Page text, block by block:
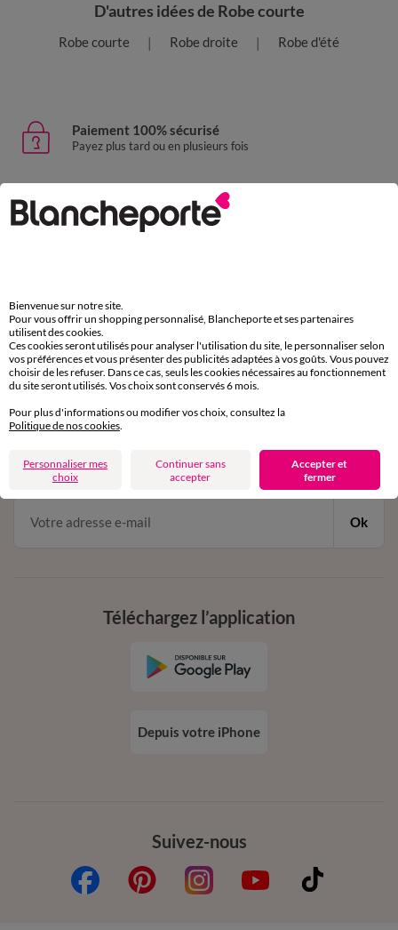
D'autres idées de Robe courte
Robe courte Robe droite Robe d'été
Paiement 100% sécurisé
Payez plus tard ou en plusieurs fois
domicile, relais, consignes automatiques
Service clients
par chat et par téléphone
de 8h00 à 20h00 du lundi au samedi
11€ Offerts
en vous inscrivant à la newsletter
dès 20€ d’achat
conditions dans votre email de confirmation
Ok
Suivez-nous
Téléchargez l’application
Depuis votre iPhone
Bienvenue sur notre site.
Pour vous offrir un shopping personnalisé, Blancheporte et ses partenaires
utilisent des cookies.
Ces cookies seront utilisés pour analyser l'utilisation du site, le personnaliser selon
vos préférences et vous présenter des publicités adaptées à vos goûts. Vous pouvez
choisir de les refuser. Dans ce cas, seuls les cookies nécessaires au fonctionnement
du site seront utilisés. Vos choix sont conservés 6 mois.
Pour plus d'informations ou modifier vos choix, consultez la
Politique de nos cookies.
Personnaliser mes
choix
Continuer sans
accepter
Accepter et
fermer